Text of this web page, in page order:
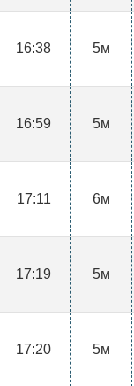
16:38 5м
16:59 5м
17:11 6м
17:19 5м
17:20 5м